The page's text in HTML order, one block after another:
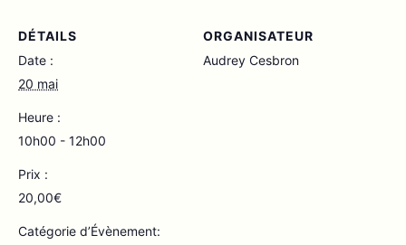
DÉTAILS
Date :
20 mai
Heure :
10h00 - 12h00
Prix :
20,00€
Catégorie d’Évènement:
ORGANISATEUR
Audrey Cesbron